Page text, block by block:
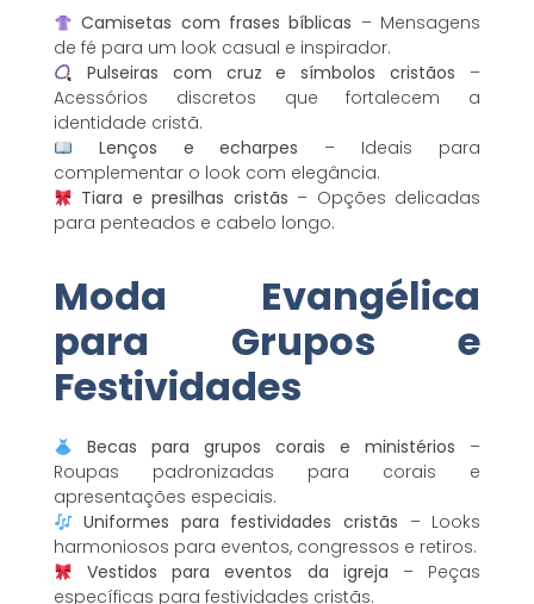
Camisetas com frases bíblicas – Mensagens
de fé para um look casual e inspirador.
Pulseiras com cruz e símbolos cristãos –
Acessórios discretos que fortalecem a
identidade cristã.
Lenços e echarpes – Ideais para
complementar o look com elegância.
Tiara e presilhas cristãs – Opções delicadas
para penteados e cabelo longo.
Moda Evangélica
para Grupos e
Festividades
Becas para grupos corais e ministérios –
Roupas padronizadas para corais e
apresentações especiais.
Uniformes para festividades cristãs – Looks
harmoniosos para eventos, congressos e retiros.
Vestidos para eventos da igreja – Peças
específicas para festividades cristãs.